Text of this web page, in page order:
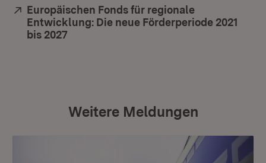
Extern:
Europäischen Fonds für regionale
Entwicklung: Die neue Förderperiode 2021
bis 2027
Weitere Meldungen